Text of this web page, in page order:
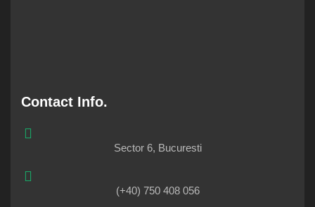
Contact Info.
Sector 6, Bucuresti
(+40) 750 408 056